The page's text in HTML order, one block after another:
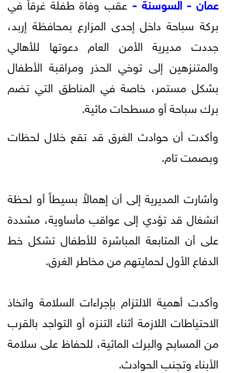
بركة سباحة داخل إحدى المزارع بمحافظة إربد،
جددت مديرية الأمن العام دعوتها للأهالي
والمتنزهين إلى توخي الحذر ومراقبة الأطفال
بشكل مستمر، خاصة في المناطق التي تضم
برك سباحة أو مسطحات مائية.
وأكدت أن حوادث الغرق قد تقع خلال لحظات
وبصمت تام.
وأشارت المديرية إلى أن إهمالاً بسيطاً أو لحظة
انشغال قد تؤدي إلى عواقب مأساوية، مشددة
على أن المتابعة المباشرة للأطفال تشكل خط
الدفاع الأول لحمايتهم من مخاطر الغرق.
وأكدت أهمية الالتزام بإجراءات السلامة واتخاذ
الاحتياطات اللازمة أثناء التنزه أو التواجد بالقرب
من المسابح والبرك المائية، للحفاظ على سلامة
الأبناء وتجنب الحوادث.